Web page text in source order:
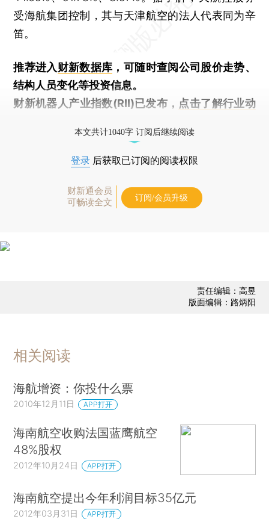
受海航集团控制，其与天津航空的法人代表同为辛
笛。
推荐进入财新数据库 ，可随时查阅公司股价走势、
结构人员变化等投资信息。
财新机器人产业指数(RII)已发布， 点击了解行业动
本文共计1040字 订阅后继续阅读
登录 后获取已订阅的阅读权限
财新通会员
可畅读全文
订阅/会员升级
责任编辑：高昱
版面编辑：路炳阳
相关阅读
海航增资：你投什么票
2010年12月11日 APP打开
海南航空收购法国蓝鹰航空
48%股权
2012年10月24日 APP打开
海南航空提出今年利润目标35亿元
2012年03月31日 APP打开